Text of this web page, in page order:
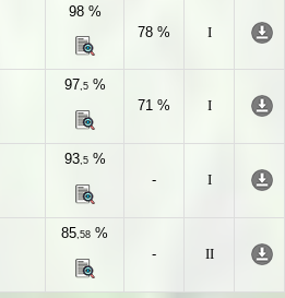
98 %
78 %
I
97,5%
71 %
I
93,5%
-
I
85,58 %
-
II